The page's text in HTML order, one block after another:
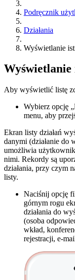
Podręcznik
Działania
Wyświetlanie
Wyświetlanie
Aby wyświetlić listę
Wybierz opcję
menu, aby
Ekran listy działań
danymi (działanie do
umożliwia
nimi. Rekordy są
działania, przy czym
listy.
Naciśnij opcję
górnym rogu
działania do
(osoba
wkład,
rejestracji, e-